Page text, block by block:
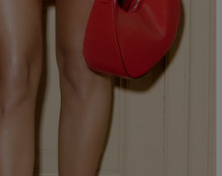
Ärmel / Träger
OHNE TRÄGER
MIT TRÄGERN